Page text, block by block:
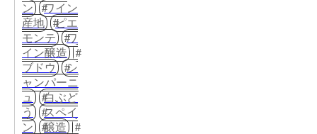
ン
ワイン
産地
ピエ
モンテ
ワ
イン醸造
ブドウ
シ
ャンパーニ
ュ
白ぶど
う
スペイ
ン
醸造